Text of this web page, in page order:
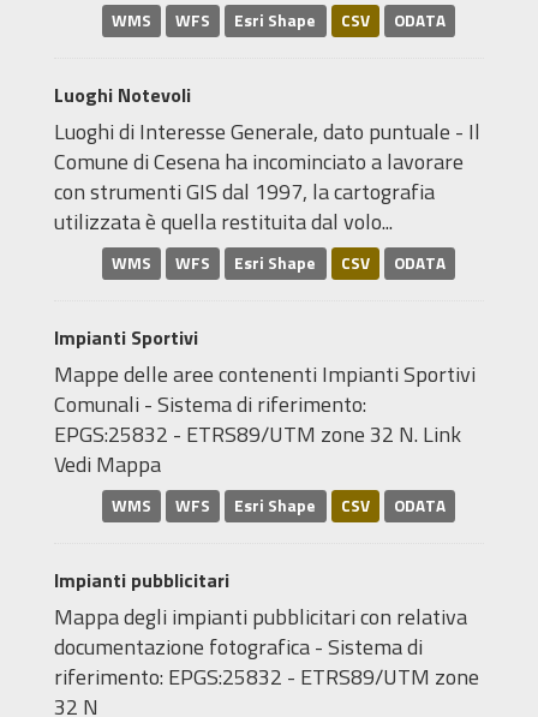
WMS WFS Esri Shape CSV ODATA
Luoghi Notevoli
Luoghi di Interesse Generale, dato puntuale - Il
Comune di Cesena ha incominciato a lavorare
con strumenti GIS dal 1997, la cartografia
utilizzata è quella restituita dal volo...
WMS WFS Esri Shape CSV ODATA
Impianti Sportivi
Mappe delle aree contenenti Impianti Sportivi
Comunali - Sistema di riferimento:
EPGS:25832 - ETRS89/UTM zone 32 N. Link
Vedi Mappa
WMS WFS Esri Shape CSV ODATA
Impianti pubblicitari
Mappa degli impianti pubblicitari con relativa
documentazione fotografica - Sistema di
riferimento: EPGS:25832 - ETRS89/UTM zone
32 N